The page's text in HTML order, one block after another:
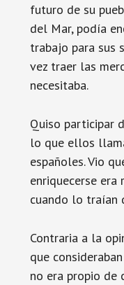
futuro de su
del Mar, podía
trabajo para sus
vez traer las
necesitaba.
Quiso participar
lo que ellos
españoles. Vio
enriquecerse era
cuando lo traían
Contraria a la
que
no era propio de